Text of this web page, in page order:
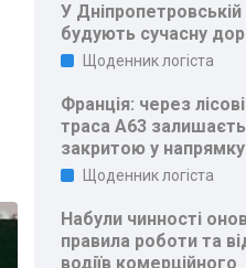
У Дніпропетровській
будують сучасну
Щоденник логіста
Франція: через
траса A63
закритою у
Щоденник логіста
Набули чинності
правила роботи та
водіїв комерційного